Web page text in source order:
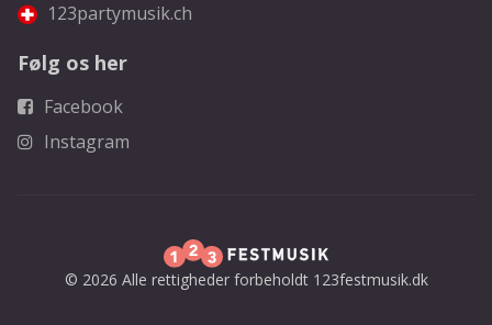
123partymusik.ch
Følg os her
Facebook
Instagram
© 2026 Alle rettigheder forbeholdt 123festmusik.dk